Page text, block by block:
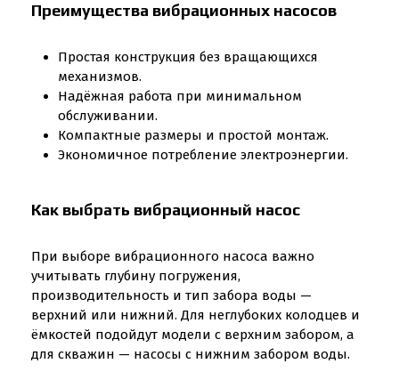
Преимущества вибрационных насосов
Простая конструкция без вращающихся
механизмов.
Надёжная работа при минимальном
обслуживании.
Компактные размеры и простой монтаж.
Экономичное потребление электроэнергии.
Как выбрать вибрационный насос
При выборе вибрационного насоса важно
учитывать глубину погружения,
производительность и тип забора воды —
верхний или нижний. Для неглубоких колодцев и
ёмкостей подойдут модели с верхним забором, а
для скважин — насосы с нижним забором воды.